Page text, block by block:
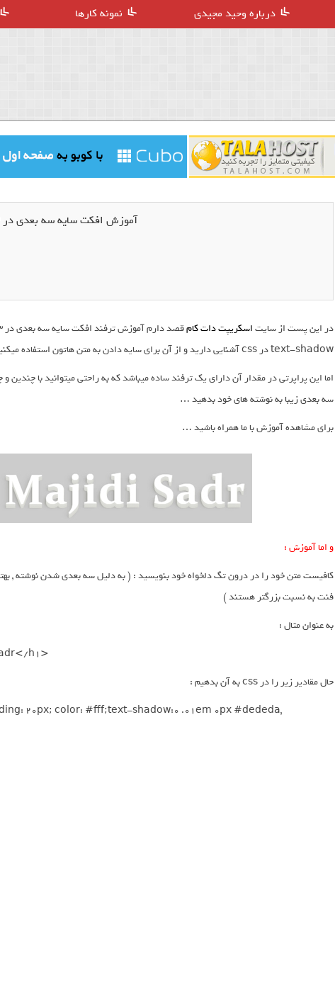
درباره وحید مجیدی نمونه کارها
آموزش افکت سایه سه بعدی در css3
در این پست از سایتاسکریپت دات کام
text-shadow در css آشنایی دارید و از آن برای سایه دادن به متن هاتون استفاده میکنید .
اما این پراپرتی در مقدار آن دارای یک ترفند ساده میباشد که به راحتی میتوانید با
سه بعدی زیبا به نوشته های خود بدهید …
برای مشاهده آموزش با ما همراه باشید …
و اما آموزش :
فنت به نسبت بزرگتر هستند )
به عنوان مثال :
h1>
حال مقادیر زیر را در css به آن بدهیم :
20px; color: #fff;text-shadow:0 .01em 0px #dededa,